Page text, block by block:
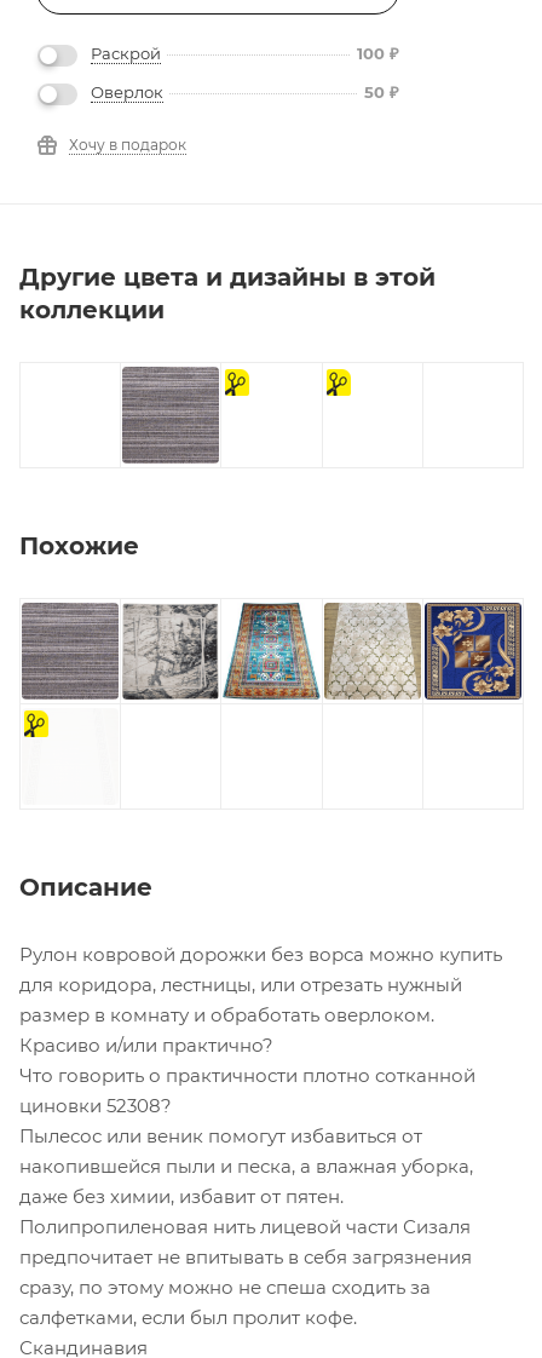
Раскрой 100 ₽
Оверлок
50 ₽
Хочу в подарок
Другие цвета и дизайны в этой
коллекции
на
отрез
на
отрез
Похожие
на
отрез
Описание
Рулон ковровой дорожки без ворса можно купить
для коридора, лестницы, или отрезать нужный
размер в комнату и обработать оверлоком.
Красиво и/или практично?
Что говорить о практичности плотно сотканной
циновки 52308?
Пылесос или веник помогут избавиться от
накопившейся пыли и песка, а влажная уборка,
даже без химии, избавит от пятен.
Полипропиленовая нить лицевой части Сизаля
предпочитает не впитывать в себя загрязнения
сразу, по этому можно не спеша сходить за
салфетками, если был пролит кофе.
Скандинавия